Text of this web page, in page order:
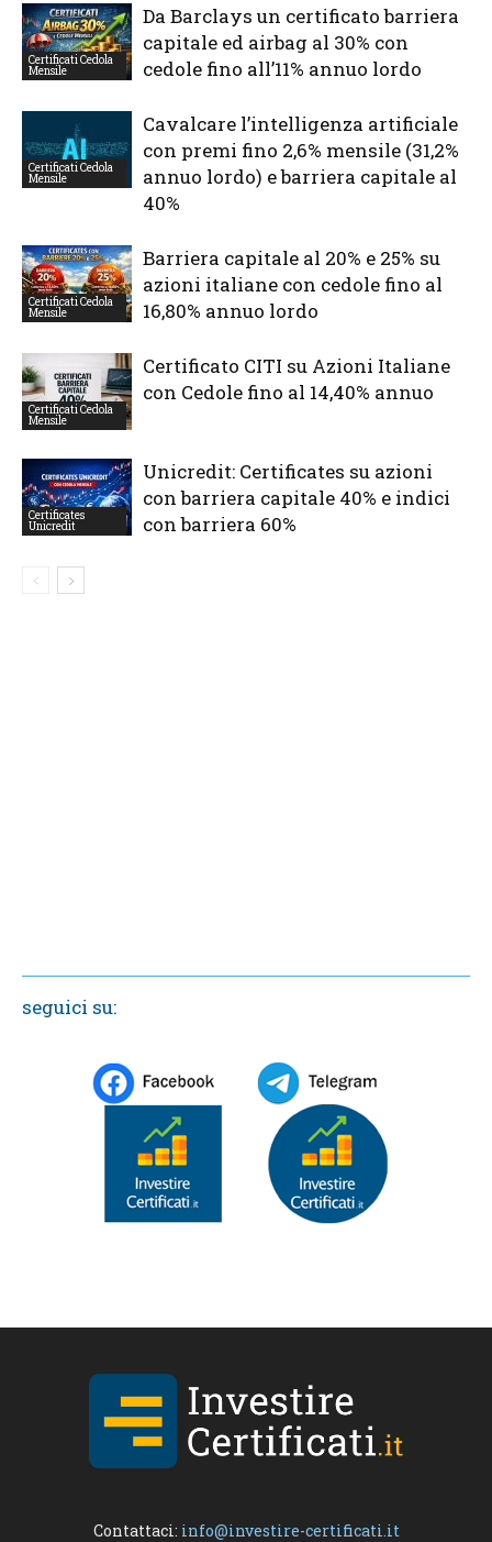
Certificati Cedola
Mensile
Da Barclays un certificato barriera
capitale ed airbag al 30% con
cedole fino all’11% annuo lordo
Certificati Cedola
Mensile
Cavalcare l’intelligenza artificiale
con premi fino 2,6% mensile (31,2%
annuo lordo) e barriera capitale al
40%
Certificati Cedola
Mensile
Barriera capitale al 20% e 25% su
azioni italiane con cedole fino al
16,80% annuo lordo
Certificati Cedola
Mensile
Certificato CITI su Azioni Italiane
con Cedole fino al 14,40% annuo
Certificates
Unicredit
Unicredit: Certificates su azioni
con barriera capitale 40% e indici
con barriera 60%
seguici su:
Contattaci: info@investire-certificati.it